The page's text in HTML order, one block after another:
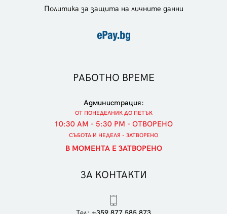
Политика за защита на личните данни
РАБОТНО ВРЕМЕ
Администрация:
ОТ ПОНЕДЕЛНИК ДО ПЕТЪК
10:30 AM - 5:30 PM - ОТВОРЕНО
СЪБОТА И НЕДЕЛЯ - ЗАТВОРЕНО
В МОМЕНТА Е ЗАТВОРЕНО
ЗА КОНТАКТИ